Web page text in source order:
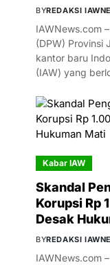
BYREDAKSI
IAWNews.com
(DPW) Provinsi
kantor baru
(IAW) yang
Kabar IAW
Skandal
Korupsi Rp
Desak
BYREDAKSI
IAWNews.com